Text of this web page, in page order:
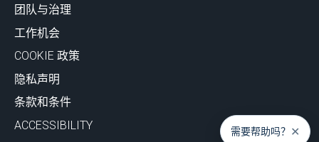
团队与治理
工作机会
COOKIE 政策
隐私声明
条款和条件
ACCESSIBILITY
需要帮助吗？ ✕